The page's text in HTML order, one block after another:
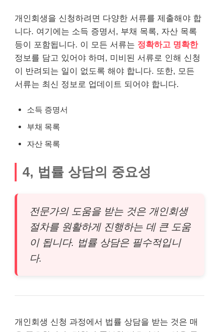
개인회생을 신청하려면 다양한 서류를 제출해야 합
니다. 여기에는 소득 증명서, 부채 목록, 자산 목록
등이 포함됩니다. 이 모든 서류는 정확하고 명확한
정보를 담고 있어야 하며, 미비된 서류로 인해 신청
이 반려되는 일이 없도록 해야 합니다. 또한, 모든
서류는 최신 정보로 업데이트 되어야 합니다.
소득 증명서
부채 목록
자산 목록
4, 법률 상담의 중요성
전문가의 도움을 받는 것은 개인회생
절차를 원활하게 진행하는 데 큰 도움
이 됩니다. 법률 상담은 필수적입니
다.
개인회생 신청 과정에서 법률 상담을 받는 것은 매